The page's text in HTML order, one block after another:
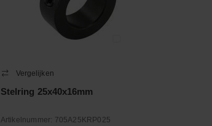
Vergelijken
Stelring 25x40x16mm
Artikelnummer: 705A25KRP025